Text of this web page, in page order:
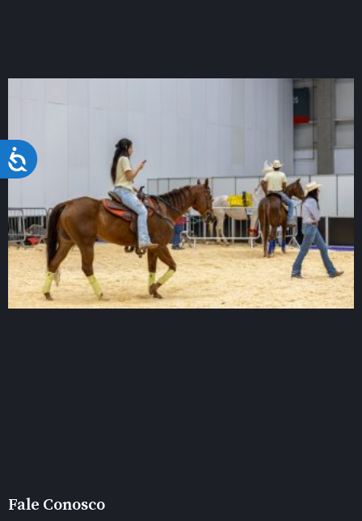
Acessibilidade
Fale Conosco